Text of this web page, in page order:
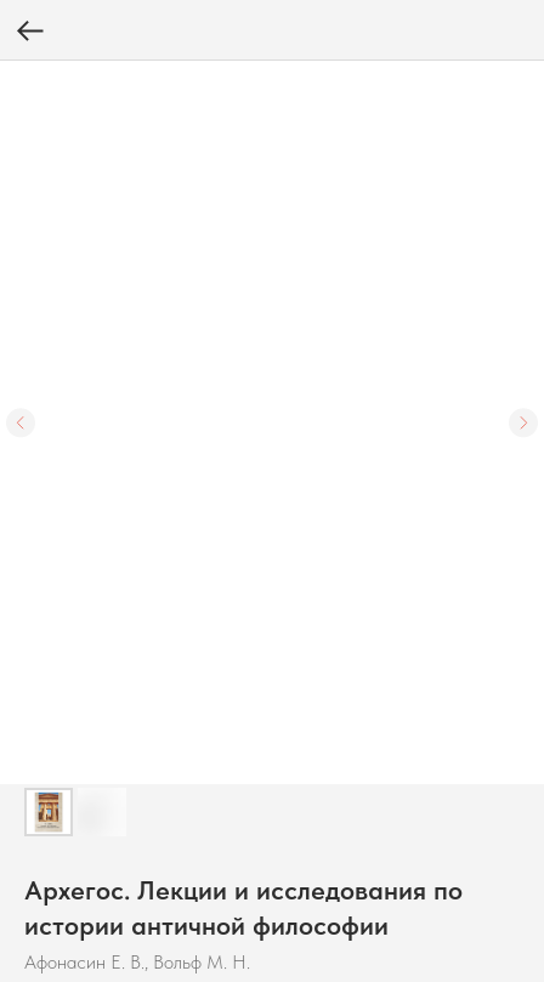
Архегос. Лекции и исследования по
истории античной философии
Афонасин Е. В., Вольф М. Н.